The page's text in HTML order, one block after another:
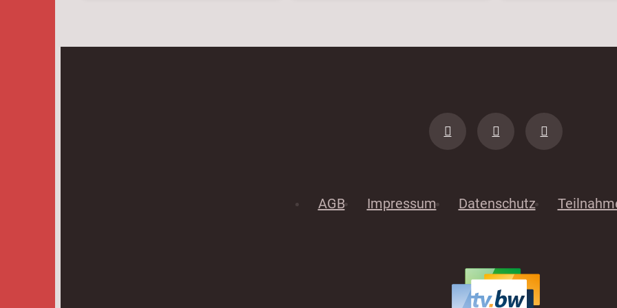
AGB Impressum Datenschutz